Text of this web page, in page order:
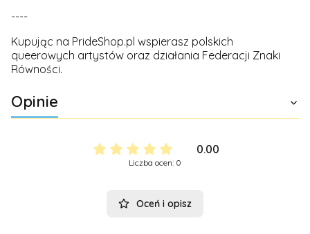
----
Kupując na PrideShop.pl wspierasz polskich
queerowych artystów oraz działania Federacji Znaki
Równości.
Opinie
0.00
Liczba ocen: 0
Oceń i opisz